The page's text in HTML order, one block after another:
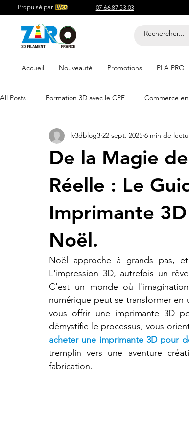
Propulsé par 07.66.87.53.03
Accueil Nouveauté Promotions PLA PRO
All Posts Formation 3D avec le CPF Commerce
Acheter du Filament 3D pour Compétitif du
Filaments 3D PLA Acheter du Filament 3D
etre visible sur google Comment etre visible sur
imprimante3d Creality K2 plus combo
SNAPMAKER
De la Magie
Réelle : Le
Imprimante
Noël.
lv3dblog3 22 sept. 2025 6 min de
Noël approche à grands pas,
L'impression 3D, autrefois un
C'est un monde où
numérique peut se transformer
vous offrir une imprimante 3D
acheter une imprimante 3D pour
tremplin vers une aventure
fabrication.